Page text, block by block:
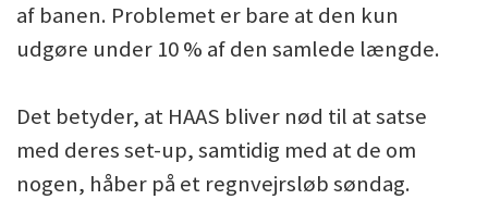
af banen. Problemet er bare at den kun
udgøre under 10 % af den samlede længde.
Det betyder, at HAAS bliver nød til at satse
med deres set-up, samtidig med at de om
nogen, håber på et regnvejrsløb søndag.